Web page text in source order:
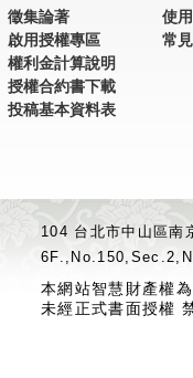
徵集論著
啟用授權專區
權利金計算說明
授權合約書下載
投稿基本資料表
使
常
104 台北市中山區
本網站智慧財產權
未經正式書面授權